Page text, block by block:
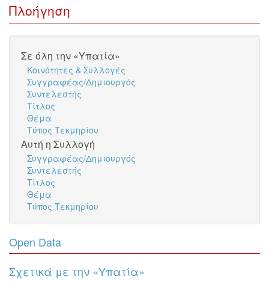
Πλοήγηση
Σε όλη την «Υπατία»
Κοινότητες & Συλλογές
Συγγραφέας/Δημιουργός
Συντελεστής
Τίτλος
Θέμα
Τύπος Τεκμηρίου
Αυτή η Συλλογή
Συγγραφέας/Δημιουργός
Συντελεστής
Τίτλος
Θέμα
Τύπος Τεκμηρίου
Open Data
Σχετικά με την «Υπατία»